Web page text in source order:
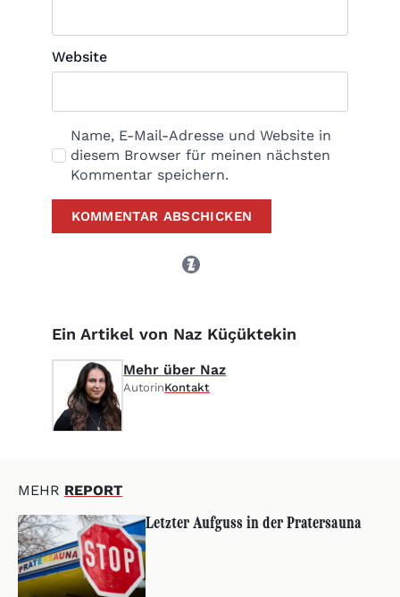
Website
Name, E-Mail-Adresse und Website in
diesem Browser für meinen nächsten
Kommentar speichern.
Ein Artikel von Naz Küçüktekin
Mehr über Naz
AutorinKontakt
MEHR REPORT
Letzter Aufguss in der Pratersauna